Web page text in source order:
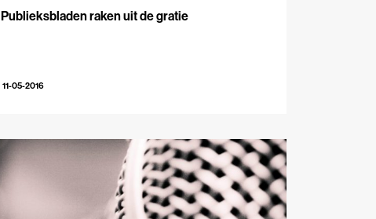
Publieksbladen raken uit de gratie
11-05-2016